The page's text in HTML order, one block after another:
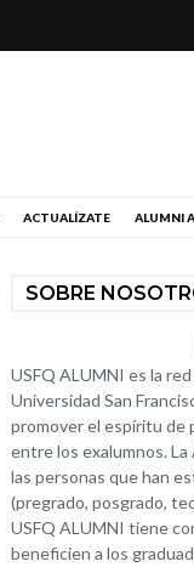
ACTUALÍZATE ALUMNI
SOBRE
USFQ ALUMNI es la
Universidad San
promover el espíritu de
entre los exalumnos.
las personas que han
(pregrado, posgrado,
USFQ ALUMNI tiene
beneficien a los